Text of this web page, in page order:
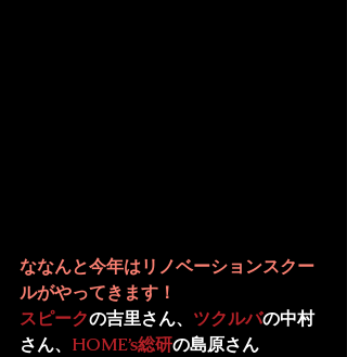
ななんと今年はリノベーションスクー
ルがやってきます！
スピークの吉里さん、 ツクルバの中村
さん、 HOME’s総研の島原さん